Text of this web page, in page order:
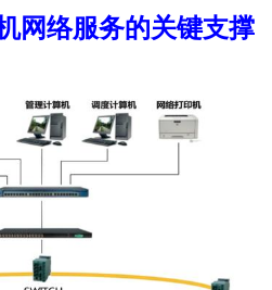
网络服务的关键支撑